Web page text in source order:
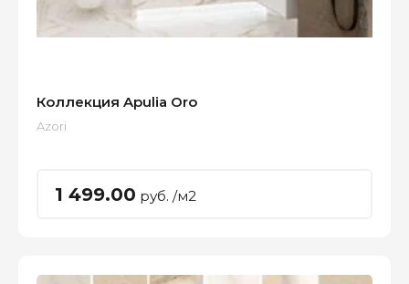
Коллекция Apulia Oro
Azori
1 499.00 руб. /м2